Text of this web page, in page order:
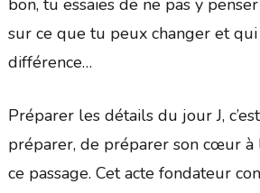
bon, tu essaies de ne pas y
sur ce que tu peux changer et
différence…
Préparer les détails du jour J,
préparer, de préparer son cœur à
ce passage. Cet acte fondateur